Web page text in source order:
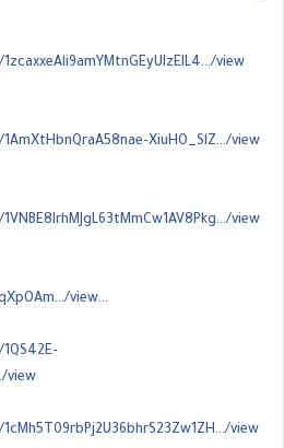
view
XiuHO_SlZ…/view
view
view…
view
view